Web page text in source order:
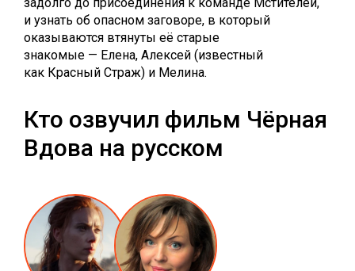
и узнать об опасном заговоре, в который
оказываются втянуты её старые
знакомые — Елена, Алексей (известный
как Красный Страж) и Мелина.
Кто озвучил фильм Чёрная
Вдова на русском